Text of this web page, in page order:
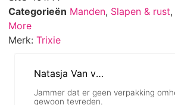
Categorieën Manden, Slapen & rust,
More
Merk: Trixie